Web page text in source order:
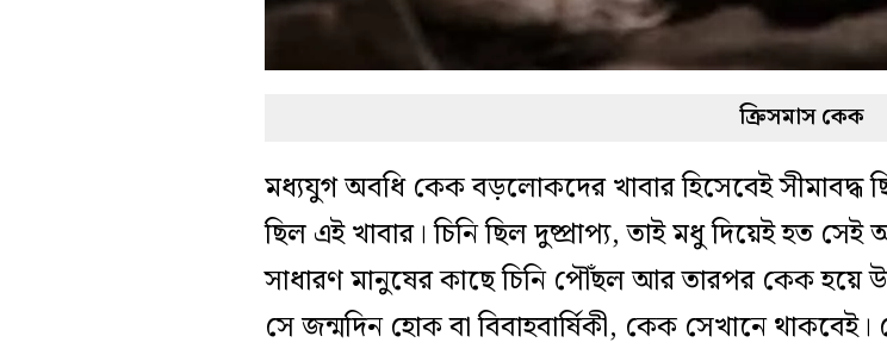
ক্রিসমাস কেক
মধ্যযুগ অবধি কেক বড়লোকদের খাবার হিসেবেই সীমাবদ্ধ
ছিল এই খাবার। চিনি ছিল দুষ্প্রাপ্য, তাই মধু দিয়েই হত
সাধারণ মানুষের কাছে চিনি পৌঁছল আর তারপর কেক হয়ে
সে জন্মদিন হোক বা বিবাহবার্ষিকী, কেক সেখানে